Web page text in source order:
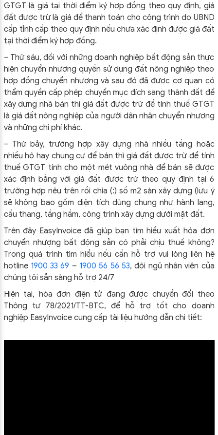
GTGT là giá tại thời điểm ký hợp đồng theo quy định, giá
đất được trừ là giá để thanh toán cho công trình do UBND
cấp tỉnh cấp theo quy định nếu chưa xác định được giá đất
tại thời điểm ký hợp đồng.
– Thứ sáu, đối với những doanh nghiệp bất động sản thực
hiện chuyển nhượng quyền sử dụng đất nông nghiệp theo
hợp đồng chuyển nhượng và sau đó đã được cơ quan có
thẩm quyền cấp phép chuyển mục đích sang thành đất để
xây dựng nhà bán thì giá đất được trừ để tính thuế GTGT
là giá đất nông nghiệp của người dân nhận chuyển nhượng
và những chi phí khác.
– Thứ bảy, trường hợp xây dựng nhà nhiều tầng hoặc
nhiều hộ hay chung cư để bán thì giá đất được trừ để tính
thuế GTGT tính cho một mét vuông nhà để bán sẽ được
xác định bằng với giá đất được trừ theo quy định tại 6
trường hợp nêu trên rồi chia (:) số m2 sàn xây dựng (lưu ý
sẽ không bao gồm diện tích dùng chung như hành lang,
cầu thang, tầng hầm, công trình xây dựng dưới mặt đất.
Trên đây EasyInvoice đã giúp bạn tìm hiểu xuất hóa đơn
chuyển nhượng bất động sản có phải chịu thuế không?
Trong quá trình tìm hiểu nếu cần hỗ trợ vui lòng liên hệ
hotline 1900 33 69 – 1900 56 56 53, đội ngũ nhân viên của
chúng tôi sẵn sàng hỗ trợ 24/7
Hiện tại, hóa đơn điện tử đang được chuyển đổi theo
Thông tư 78/2021/TT-BTC, để hỗ trợ tốt cho doanh
nghiệp EasyInvoice cung cấp tài liệu hướng dẫn chi tiết: